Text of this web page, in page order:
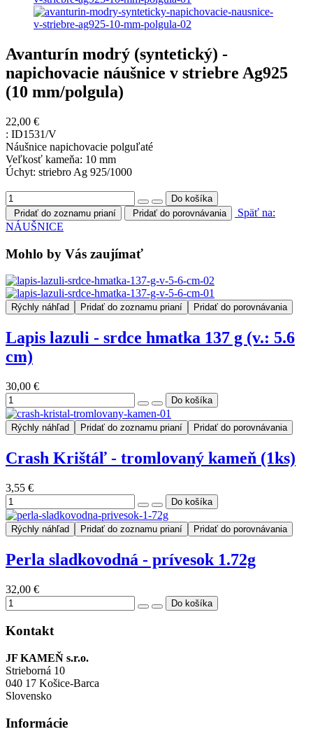
Avanturín modrý (syntetický) -
napichovacie náušnice v striebre Ag925
(10 mm/polgula)
22,00 €
: ID1531/V
Náušnice napichovacie polguľaté
Veľkosť kameňa: 10 mm
Úchyt: striebro Ag 925/1000
Pridať do zoznamu prianí Pridať do porovnávania
Späť na:
NÁUŠNICE
Mohlo by Vás zaujímať
Rýchly náhľad Pridať do zoznamu prianí Pridať do porovnávania
Lapis lazuli - srdce hmatka 137 g (v.: 5.6
cm)
30,00 €
Rýchly náhľad Pridať do zoznamu prianí Pridať do porovnávania
Crash Krištáľ - tromlovaný kameň (1ks)
3,55 €
Rýchly náhľad Pridať do zoznamu prianí Pridať do porovnávania
Perla sladkovodná - prívesok 1.72g
32,00 €
Kontakt
JF KAMEŇ s.r.o.
Strieborná 10
040 17 Košice-Barca
Slovensko
Informácie